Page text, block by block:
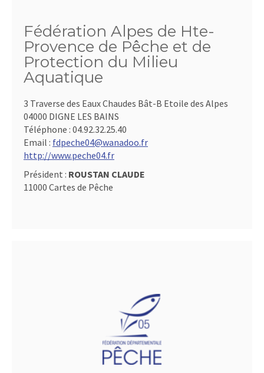
Fédération Alpes de Hte-
Provence de Pêche et de
Protection du Milieu
Aquatique
3 Traverse des Eaux Chaudes Bât-B Etoile des Alpes
04000 DIGNE LES BAINS
Téléphone : 04.92.32.25.40
Email : fdpeche04@wanadoo.fr
http://www.peche04.fr
Président : ROUSTAN CLAUDE
11000 Cartes de Pêche